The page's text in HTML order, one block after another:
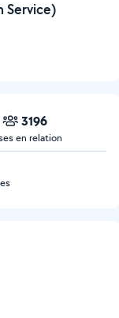
Service)
3196
en relation